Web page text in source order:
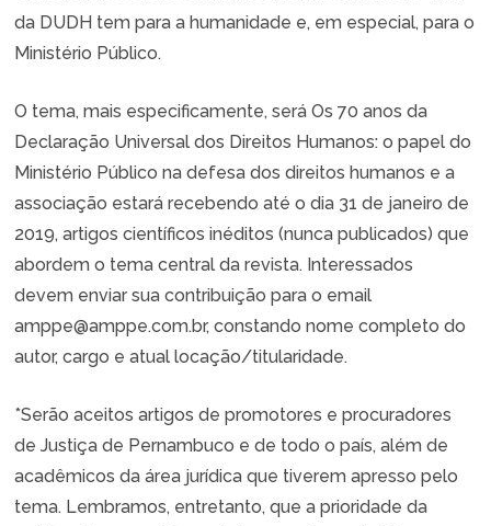
da DUDH tem para a humanidade e, em especial, para o
Ministério Público.
O tema, mais especificamente, será Os 70 anos da
Declaração Universal dos Direitos Humanos: o papel do
Ministério Público na defesa dos direitos humanos e a
associação estará recebendo até o dia 31 de janeiro de
2019, artigos científicos inéditos (nunca publicados) que
abordem o tema central da revista. Interessados
devem enviar sua contribuição para o email
amppe@amppe.com.br, constando nome completo do
autor, cargo e atual locação/titularidade.
*Serão aceitos artigos de promotores e procuradores
de Justiça de Pernambuco e de todo o país, além de
acadêmicos da área jurídica que tiverem apresso pelo
tema. Lembramos, entretanto, que a prioridade da